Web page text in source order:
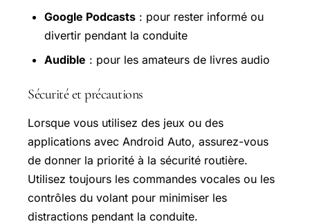
Google Podcasts : pour rester informé ou
divertir pendant la conduite
Audible : pour les amateurs de livres audio
Sécurité et précautions
Lorsque vous utilisez des jeux ou des
applications avec Android Auto, assurez-vous
de donner la priorité à la sécurité routière.
Utilisez toujours les commandes vocales ou les
contrôles du volant pour minimiser les
distractions pendant la conduite.